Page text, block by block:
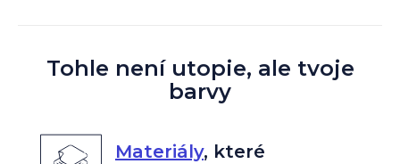
Tohle není utopie, ale tvoje
barvy
Materiály, které